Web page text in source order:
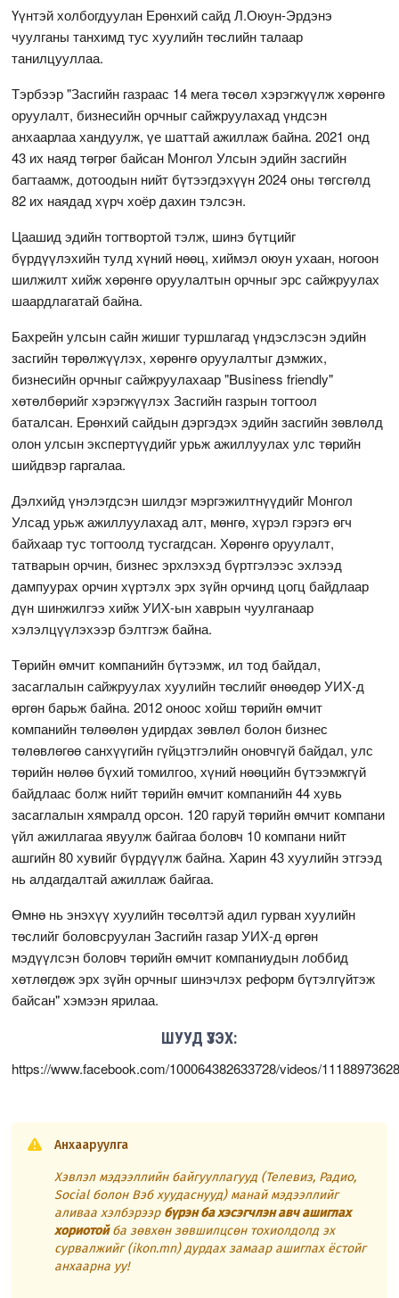
Үүнтэй холбогдуулан Ерөнхий сайд Л.Оюун-Эрдэнэ
чуулганы танхимд тус хуулийн төслийн талаар
танилцууллаа.
Тэрбээр "Засгийн газраас 14 мега төсөл хэрэгжүүлж хөрөнгө
оруулалт, бизнесийн орчныг сайжруулахад үндсэн
анхаарлаа хандуулж, үе шаттай ажиллаж байна. 2021 онд
43 их наяд төгрөг байсан Монгол Улсын эдийн засгийн
багтаамж, дотоодын нийт бүтээгдэхүүн 2024 оны төгсгөлд
82 их наядад хүрч хоёр дахин тэлсэн.
Цаашид эдийн тогтвортой тэлж, шинэ бүтцийг
бүрдүүлэхийн тулд хүний нөөц, хиймэл оюун ухаан, ногоон
шилжилт хийж хөрөнгө оруулалтын орчныг эрс сайжруулах
шаардлагатай байна.
Бахрейн улсын сайн жишиг туршлагад үндэслэсэн эдийн
засгийн төрөлжүүлэх, хөрөнгө оруулалтыг дэмжих,
бизнесийн орчныг сайжруулахаар "Business friendly"
хөтөлбөрийг хэрэгжүүлэх Засгийн газрын тогтоол
баталсан. Ерөнхий сайдын дэргэдэх эдийн засгийн зөвлөлд
олон улсын экспертүүдийг урьж ажиллуулах улс төрийн
шийдвэр гаргалаа.
Дэлхийд үнэлэгдсэн шилдэг мэргэжилтнүүдийг Монгол
Улсад урьж ажиллуулахад алт, мөнгө, хүрэл гэрэгэ өгч
байхаар тус тогтоолд тусгагдсан. Хөрөнгө оруулалт,
татварын орчин, бизнес эрхлэхэд бүртгэлээс эхлээд
дампуурах орчин хүртэлх эрх зүйн орчинд цогц байдлаар
дүн шинжилгээ хийж УИХ-ын хаврын чуулганаар
хэлэлцүүлэхээр бэлтгэж байна.
Төрийн өмчит компанийн бүтээмж, ил тод байдал,
засаглалын сайжруулах хуулийн төслийг өнөөдөр УИХ-д
өргөн барьж байна. 2012 оноос хойш төрийн өмчит
компанийн төлөөлөн удирдах зөвлөл болон бизнес
төлөвлөгөө санхүүгийн гүйцэтгэлийн оновчгүй байдал, улс
төрийн нөлөө бүхий томилгоо, хүний нөөцийн бүтээмжгүй
байдлаас болж нийт төрийн өмчит компанийн 44 хувь
засаглалын хямралд орсон. 120 гаруй төрийн өмчит компани
үйл ажиллагаа явуулж байгаа боловч 10 компани нийт
ашгийн 80 хувийг бүрдүүлж байна. Харин 43 хуулийн этгээд
нь алдагдалтай ажиллаж байгаа.
Өмнө нь энэхүү хуулийн төсөлтэй адил гурван хуулийн
төслийг боловсруулан Засгийн газар УИХ-д өргөн
мэдүүлсэн боловч төрийн өмчит компаниудын лоббид
хөтлөгдөж эрх зүйн орчныг шинэчлэх реформ бүтэлгүйтэж
байсан" хэмээн ярилаа.
ШУУД ҮЗЭХ:
https://www.facebook.com/100064382633728/videos/
Анхааруулга
Хэвлэл мэдээллийн байгууллагууд (Телевиз, Радио,
Social болон Вэб хуудаснууд) манай мэдээллийг
аливаа хэлбэрээр бүрэн ба хэсэгчлэн авч ашиглах
хориотойба зөвхөн зөвшилцсөн тохиолдолд эх
сурвалжийг (ikon.mn) дурдах замаар ашиглах ёстойг
анхаарна уу!